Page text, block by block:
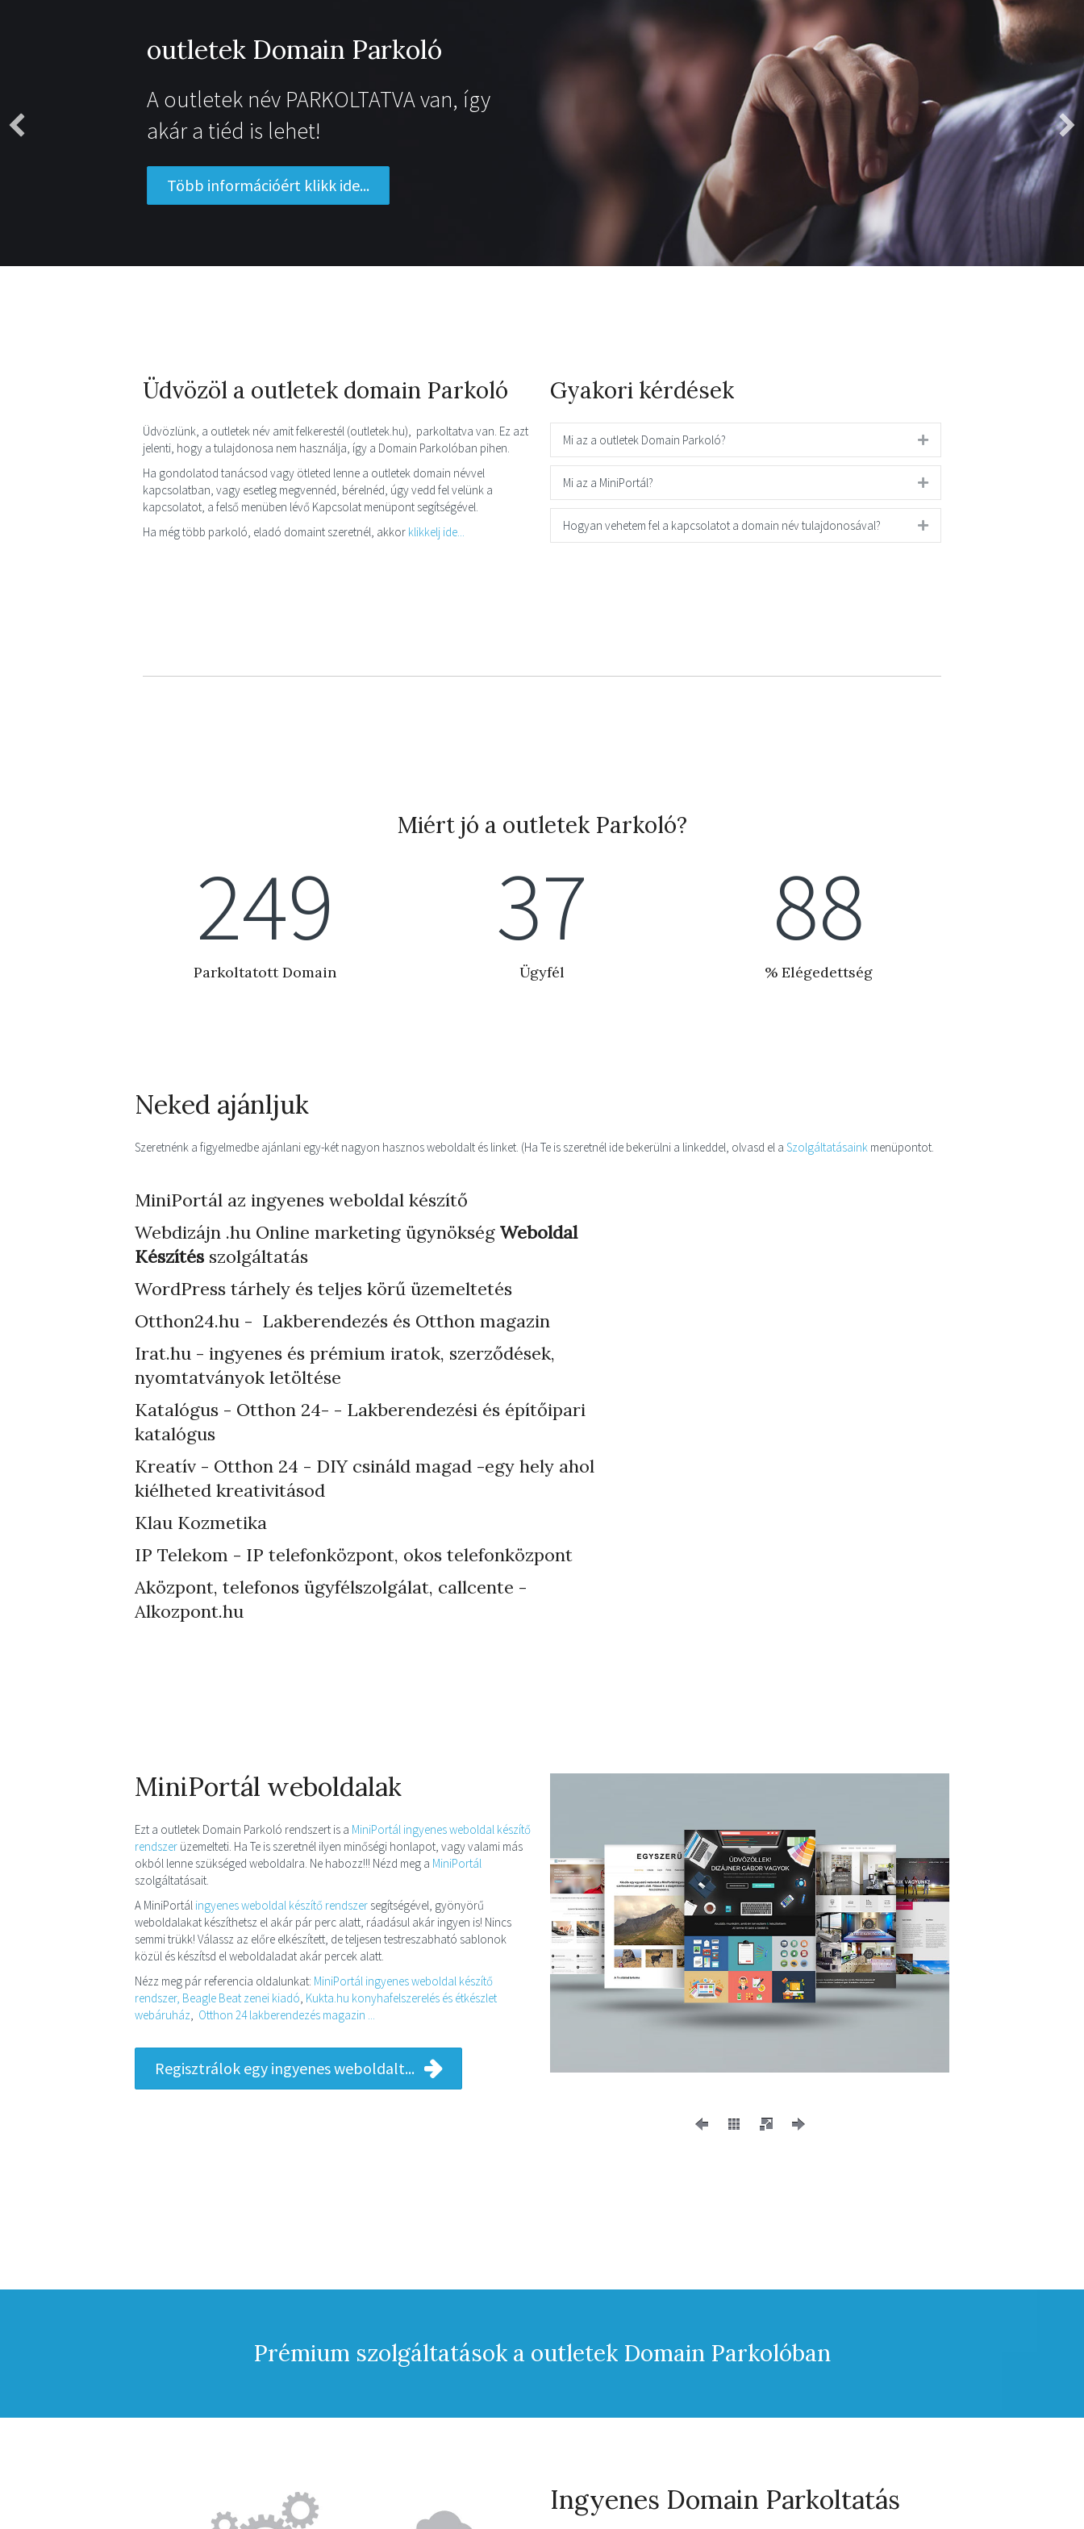
outletek Domain Parkoló
A outletek név PARKOLTATVA van, így
akár a tiéd is lehet!
Több információért klikk ide...
Üdvözöl a outletek domain Parkoló
Üdvözlünk, a outletek név amit felkerestél (outletek.hu), parkoltatva van. Ez azt
jelenti, hogy a tulajdonosa nem használja, így a Domain Parkolóban pihen.
Ha gondolatod tanácsod vagy ötleted lenne a outletek domain névvel
kapcsolatban, vagy esetleg megvennéd, bérelnéd, úgy vedd fel velünk a
kapcsolatot, a felső menüben lévő Kapcsolat menüpont segítségével.
Ha még több parkoló, eladó domaint szeretnél, akkor klikkelj ide...
Gyakori kérdések
Mi az a outletek Domain Parkoló?
Mi az a MiniPortál?
Hogyan vehetem fel a kapcsolatot a domain név tulajdonosával?
Miért jó a outletek Parkoló?
280
Parkoltatott Domain
42
Ügyfél
100
% Elégedettség
Neked ajánljuk
Szeretnénk a figyelmedbe ajánlani egy-két nagyon hasznos weboldalt és linket. (Ha Te is szeretnél ide bekerülni a linkeddel, olvasd el a Szolgáltatásaink menüpontot.
MiniPortál az ingyenes weboldal készítő
Webdizájn .hu Online marketing ügynökség Weboldal
Készítésszolgáltatás
WordPress tárhely és teljes körű üzemeltetés
Otthon24.hu - Lakberendezés és Otthon magazin
Irat.hu - ingyenes és prémium iratok, szerződések,
nyomtatványok letöltése
Katalógus - Otthon 24- - Lakberendezési és építőipari
katalógus
Kreatív - Otthon 24 - DIY csináld magad -egy hely ahol
kiélheted kreativitásod
Klau Kozmetika
IP Telekom - IP telefonközpont, okos telefonközpont
Aközpont, telefonos ügyfélszolgálat, callcente -
Alkozpont.hu
MiniPortál weboldalak
Ezt a outletek Domain Parkoló rendszert is a MiniPortál ingyenes weboldal készítő
rendszer üzemelteti. Ha Te is szeretnél ilyen minőségi honlapot, vagy valami más
okból lenne szükséged weboldalra. Ne habozz!!! Nézd meg a MiniPortál
szolgáltatásait.
A MiniPortál ingyenes weboldal készítő rendszer segítségével, gyönyörű
weboldalakat készíthetsz el akár pár perc alatt, ráadásul akár ingyen is! Nincs
semmi trükk! Válassz az előre elkészített, de teljesen testreszabható sablonok
közül és készítsd el weboldaladat akár percek alatt.
Nézz meg pár referencia oldalunkat: MiniPortál ingyenes weboldal készítő
rendszer, Beagle Beat zenei kiadó, Kukta.hu konyhafelszerelés és étkészlet
webáruház, Otthon 24 lakberendezés magazin ...
Regisztrálok egy ingyenes weboldalt...
Prémium szolgáltatások a outletek Domain Parkolóban
Ingyenes Domain Parkoltatás